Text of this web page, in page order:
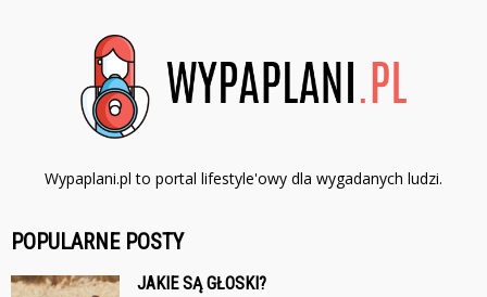
Wypaplani.pl to portal lifestyle'owy dla wygadanych ludzi.
POPULARNE POSTY
JAKIE SĄ GŁOSKI?